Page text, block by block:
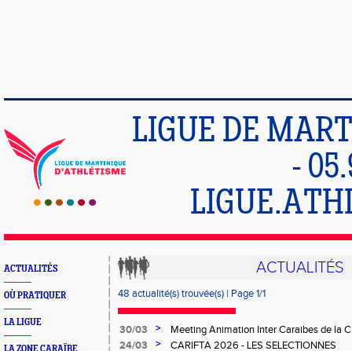
LIGUE DE
-
ACTUALITÉS
OÙ PRATIQUER
LA LIGUE
ACTUALITÉS
48 actualité(s) trouvée(s) | Page 1/1
30/03 >
Meeting Animation Inter Caraibes de la
24/03
>
CARIFTA 2026 - LES SELECTIONNES